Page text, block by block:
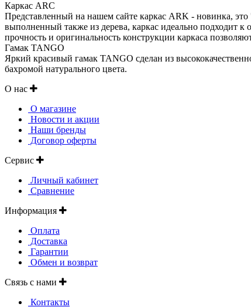
Каркас ARC
Представленный на нашем сайте каркас ARK - новинка,
выполненный также из дерева, каркас идеально подходит
прочность и оригинальность конструкции каркаса
Гамак TANGO
Яркий красивый гамак TANGO сделан из
бахромой натурального цвета.
О нас
О магазине
Новости и акции
Наши бренды
Договор оферты
Сервис
Личный кабинет
Сравнение
Информация
Оплата
Доставка
Гарантии
Обмен и возврат
Связь с нами
Контакты